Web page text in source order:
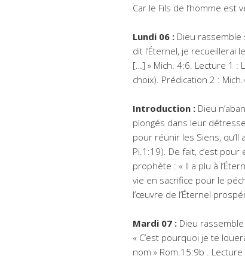
Car le Fils de l’homme
Lundi 06 : Dieu rassemble
dit l’Éternel, je recueillerai
[…] » Mich. 4:6. Lecture 1 :
choix). Prédication 2 :
Introduction : Dieu
plongés dans leur
pour réunir les Siens,
Pi.1:19). De fait, c’est
prophète : « Il a plu à
vie en sacrifice pour le
l’œuvre de l’Éternel
Mardi 07 : Dieu
« C’est pourquoi je te
nom » Rom.15:9b .